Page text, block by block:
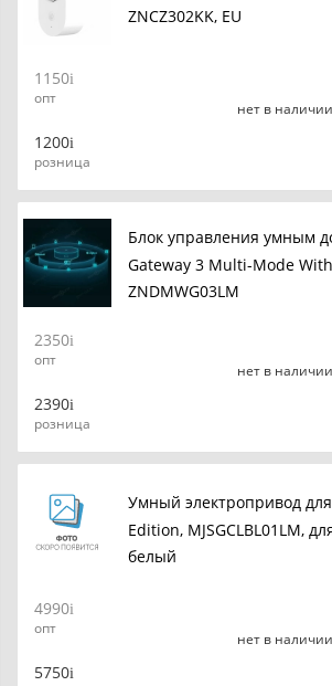
ZNCZ302KK, EU
1150
опт
1200
розница
нет в наличии
Блок управления умным
Gateway 3 Multi-Mode
ZNDMWG03LM
2350
опт
2390
розница
нет в наличии
Умный электропривод
Edition, MJSGCLBL01LM,
белый
4990
опт
5750
нет в наличии